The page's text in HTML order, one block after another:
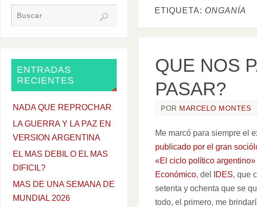
ETIQUETA: ONGANÍA
QUE NOS
PASAR?
POR MARCELO MONTES
Me marcó para siempre el
publicado por el gran
«El ciclo político
Económico, del IDES, que
setenta y ochenta que se
todo, el primero, me
ENTRADAS
RECIENTES
NADA QUE REPROCHAR
LA GUERRA Y LA PAZ EN
VERSION ARGENTINA
EL MAS DEBIL O EL MAS
DIFICIL?
MAS DE UNA SEMANA DE
MUNDIAL 2026